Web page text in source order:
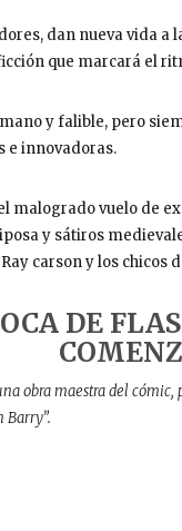
dan nueva vida
que marcará el
y falible, pero
e innovadoras.
malogrado vuelo de
y sátiros
carson y los chicos
DE
obra maestra del
Barry”.